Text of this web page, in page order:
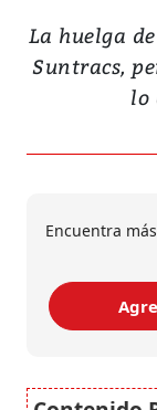
La huelga
Suntracs,
lo
Encuentra